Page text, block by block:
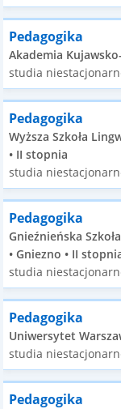
Pedagogika
Akademia
studia
Pedagogika
Wyższa Szkoła
• II stopnia
studia
Pedagogika
Gnieźnieńska
• Gniezno • II
studia
Pedagogika
Uniwersytet
studia
Pedagogika